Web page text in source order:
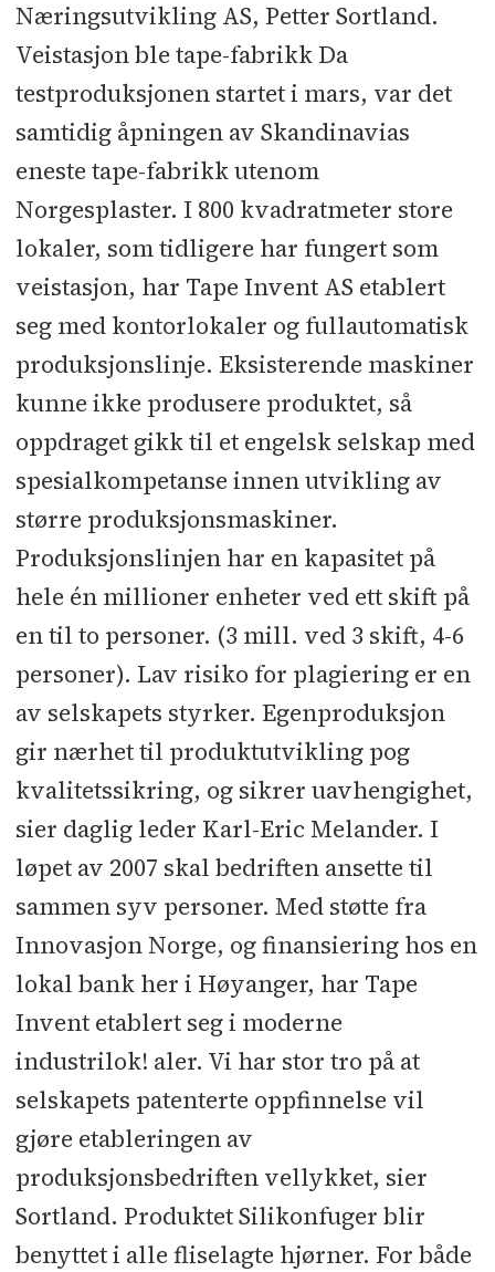
Næringsutvikling AS, Petter Sortland.
Veistasjon ble tape-fabrikk Da
testproduksjonen startet i mars, var det
samtidig åpningen av Skandinavias
eneste tape-fabrikk utenom
Norgesplaster. I 800 kvadratmeter store
lokaler, som tidligere har fungert som
veistasjon, har Tape Invent AS etablert
seg med kontorlokaler og fullautomatisk
produksjonslinje. Eksisterende maskiner
kunne ikke produsere produktet, så
oppdraget gikk til et engelsk selskap med
spesialkompetanse innen utvikling av
større produksjonsmaskiner.
Produksjonslinjen har en kapasitet på
hele én millioner enheter ved ett skift på
en til to personer. (3 mill. ved 3 skift, 4-6
personer). Lav risiko for plagiering er en
av selskapets styrker. Egenproduksjon
gir nærhet til produktutvikling pog
kvalitetssikring, og sikrer uavhengighet,
sier daglig leder Karl-Eric Melander. I
løpet av 2007 skal bedriften ansette til
sammen syv personer. Med støtte fra
Innovasjon Norge, og finansiering hos en
lokal bank her i Høyanger, har Tape
Invent etablert seg i moderne
industrilok! aler. Vi har stor tro på at
selskapets patenterte oppfinnelse vil
gjøre etableringen av
produksjonsbedriften vellykket, sier
Sortland. Produktet Silikonfuger blir
benyttet i alle fliselagte hjørner. For både